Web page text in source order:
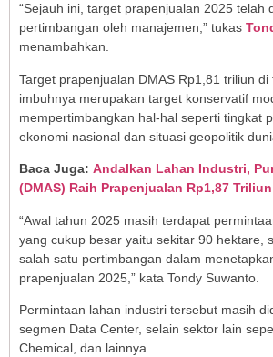
“Sejauh ini, target prapenjualan 2025 telah
pertimbangan oleh manajemen,” tukas
menambahkan.
Target prapenjualan DMAS Rp1,81 triliun di
imbuhnya merupakan target konservatif
mempertimbangkan hal-hal seperti tingkat
ekonomi nasional dan situasi geopolitik
Baca Juga: Andalkan Lahan Industri,
(DMAS) Raih Prapenjualan Rp1,87
“Awal tahun 2025 masih terdapat
yang cukup besar yaitu sekitar 90 hektare,
salah satu pertimbangan dalam
prapenjualan 2025,” kata Tondy Suwanto.
Permintaan lahan industri tersebut masih
segmen Data Center, selain sektor lain
Chemical, dan lainnya.